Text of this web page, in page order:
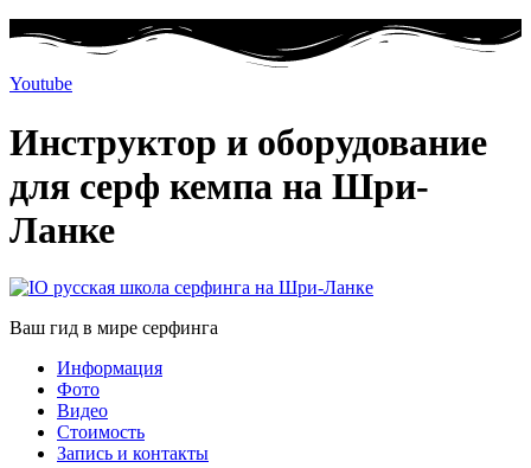
Youtube
Инструктор и оборудование
для серф кемпа на Шри-
Ланке
Ваш гид в мире серфинга
Информация
Фото
Видео
Стоимость
Запись и контакты